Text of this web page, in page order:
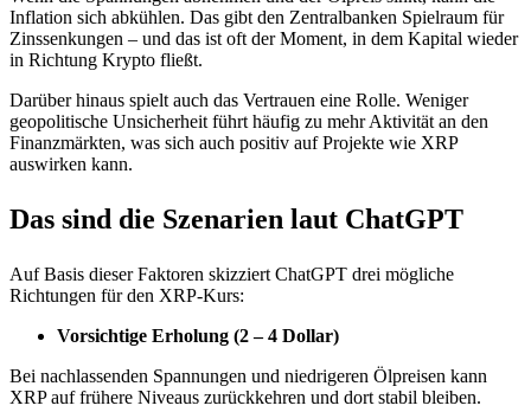
Inflation sich abkühlen. Das gibt den Zentralbanken Spielraum für
Zinssenkungen – und das ist oft der Moment, in dem Kapital wieder
in Richtung Krypto fließt.
Darüber hinaus spielt auch das Vertrauen eine Rolle. Weniger
geopolitische Unsicherheit führt häufig zu mehr Aktivität an den
Finanzmärkten, was sich auch positiv auf Projekte wie XRP
auswirken kann.
Das sind die Szenarien laut ChatGPT
Auf Basis dieser Faktoren skizziert ChatGPT drei mögliche
Richtungen für den XRP-Kurs:
Vorsichtige Erholung (2 – 4 Dollar)
Bei nachlassenden Spannungen und niedrigeren Ölpreisen kann
XRP auf frühere Niveaus zurückkehren und dort stabil bleiben.